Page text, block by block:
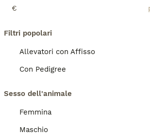
€
Filtri popolari
Allevatori con Affisso
Con Pedigree
Sesso dell'animale
Femmina
Maschio